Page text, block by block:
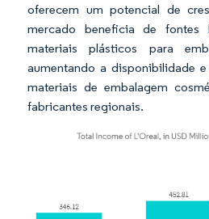
oferecem um potencial de
mercado beneficia de fontes
materiais plásticos para
aumentando a disponibilidade
materiais de embalagem
fabricantes regionais.